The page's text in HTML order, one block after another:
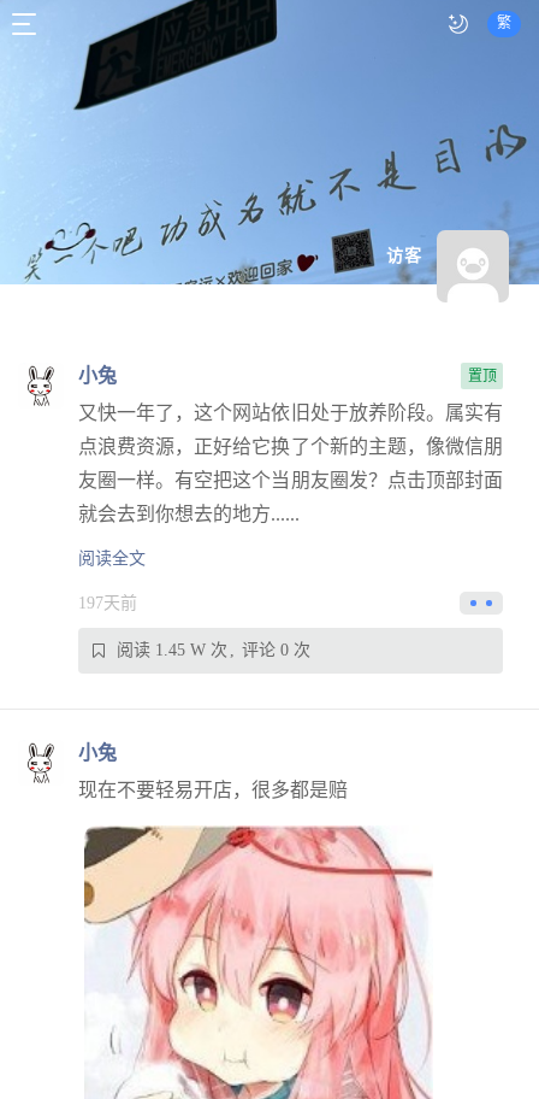
繁
访客
小兔 置顶
又快一年了，这个网站依旧处于放养阶段。属实有
点浪费资源，正好给它换了个新的主题，像微信朋
友圈一样。有空把这个当朋友圈发？点击顶部封面
就会去到你想去的地方......
阅读全文
197天前
阅读 1.45 W 次 评论 0 次
小兔
现在不要轻易开店，很多都是赔